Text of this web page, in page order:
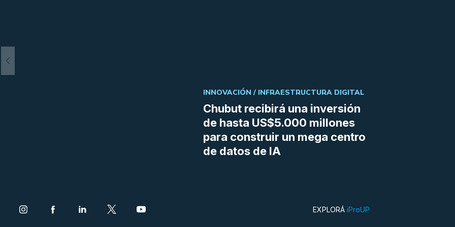
Chubut recibirá una inversión
de hasta US$5.000 millones
para construir un mega centro
de datos de IA
INNOVACIÓN / INFRAESTRUCTURA DIGITAL
EXPLORÁ iProUP